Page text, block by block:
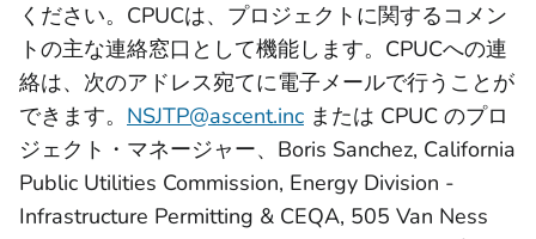
ください。CPUCは、プロジェクトに関するコメン
トの主な連絡窓口として機能します。CPUCへの連
絡は、次のアドレス宛てに電子メールで行うことが
できます。 NSJTP@ascent.inc または CPUC のプロ
ジェクト・マネージャー、Boris Sanchez, California
Public Utilities Commission, Energy Division -
Infrastructure Permitting & CEQA, 505 Van Ness